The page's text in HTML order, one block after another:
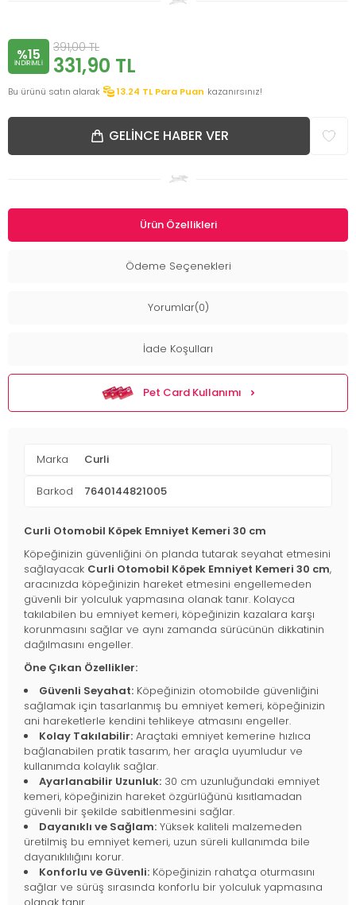
%15
INDIRIMLI
391,00TL
331,90 TL
Bu ürünü satın alarak 13.24 TL Para Puan kazanırsınız!
GELINCE HABER VER
Ürün Özellikleri
Ödeme Seçenekleri
Yorumlar(0)
İade Koşulları
Pet Card Kullanımı
Marka Curli
Barkod 7640144821005
Curli Otomobil Köpek Emniyet Kemeri 30 cm
Köpeğinizin güvenliğini ön planda tutarak seyahat etmesini
sağlayacak Curli Otomobil Köpek Emniyet Kemeri 30 cm,
aracınızda köpeğinizin hareket etmesini engellemeden
güvenli bir yolculuk yapmasına olanak tanır. Kolayca
takılabilen bu emniyet kemeri, köpeğinizin kazalara karşı
korunmasını sağlar ve aynı zamanda sürücünün dikkatinin
dağılmasını engeller.
Öne Çıkan Özellikler:
Güvenli Seyahat: Köpeğinizin otomobilde güvenliğini
sağlamak için tasarlanmış bu emniyet kemeri, köpeğinizin
ani hareketlerle kendini tehlikeye atmasını engeller.
Kolay Takılabilir: Araçtaki emniyet kemerine hızlıca
bağlanabilen pratik tasarım, her araçla uyumludur ve
kullanımda kolaylık sağlar.
Ayarlanabilir Uzunluk: 30 cm uzunluğundaki emniyet
kemeri, köpeğinizin hareket özgürlüğünü kısıtlamadan
güvenli bir şekilde sabitlenmesini sağlar.
Dayanıklı ve Sağlam: Yüksek kaliteli malzemeden
üretilmiş bu emniyet kemeri, uzun süreli kullanımda bile
dayanıklılığını korur.
Konforlu ve Güvenli: Köpeğinizin rahatça oturmasını
sağlar ve sürüş sırasında konforlu bir yolculuk yapmasına